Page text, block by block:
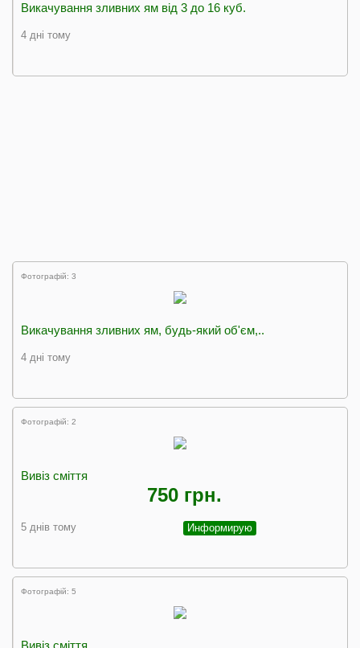
Викачування зливних ям від 3 до 16 куб.
4 дні тому
Фотографій: 3
Викачування зливних ям, будь-який об'єм,..
4 дні тому
Фотографій: 2
Вивіз сміття
750 грн.
5 днів тому Информирую
Фотографій: 5
Вивіз сміття